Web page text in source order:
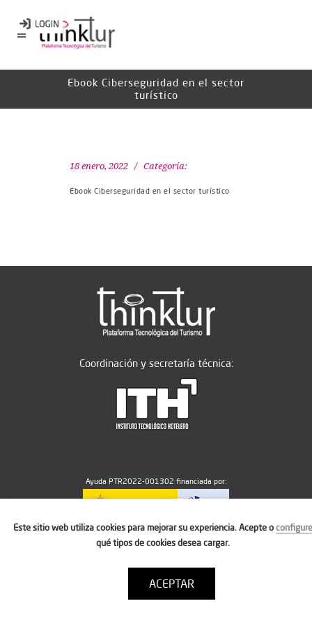
Ebook Ciberseguridad en el sector
turístico
18 enero, 2022 Categoría:
Ebook Ciberseguridad en el sector turístico
Coordinación y secretaría técnica:
Ayuda PTR2022-001302 financiada por:
MICIU/AEI/10.13039/501100011033
Política de cookies
Condiciones de uso
Este sitio web utiliza cookies para mejorar su experiencia. Acepte oconfigure
qué tipos de cookies desea cargar.
ACEPTAR